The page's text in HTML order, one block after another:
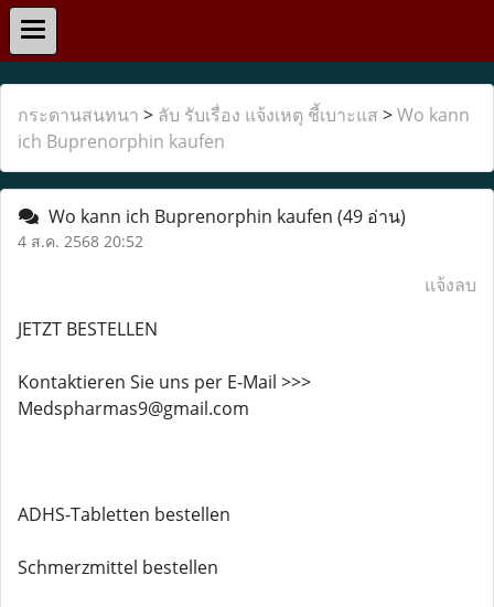
กระดานสนทนา > ลับ รับเรื่อง แจ้งเหตุ ชี้เบาะแส >Wo kann
ich Buprenorphin kaufen
Wo kann ich Buprenorphin kaufen (49 อ่าน)
4 ส.ค. 2568 20:52
แจ้งลบ
JETZT BESTELLEN
Kontaktieren Sie uns per E-Mail >>>
Medspharmas9@gmail.com
ADHS-Tabletten bestellen
Schmerzmittel bestellen